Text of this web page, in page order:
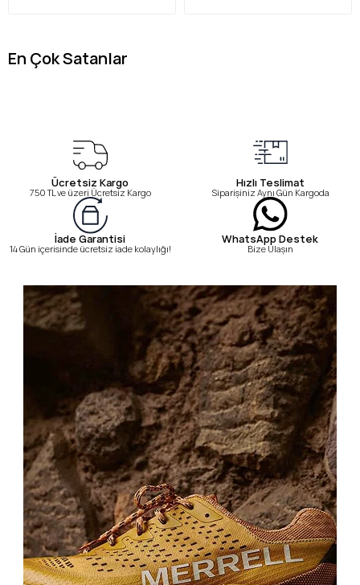
En Çok Satanlar
Ücretsiz Kargo
750 TL ve üzeri Ücretsiz Kargo
Hızlı Teslimat
Siparişiniz Aynı Gün Kargoda
İade Garantisi
14 Gün içerisinde ücretsiz iade kolaylığı!
WhatsApp Destek
Bize Ulaşın